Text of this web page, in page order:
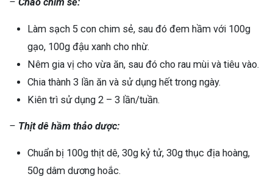
– Cháo chim sẻ:
Làm sạch 5 con chim sẻ, sau đó đem hầm với 100g
gạo, 100g đậu xanh cho nhừ.
Nêm gia vị cho vừa ăn, sau đó cho rau mùi và tiêu vào.
Chia thành 3 lần ăn và sử dụng hết trong ngày.
Kiên trì sử dụng 2 – 3 lần/tuần.
– Thịt dê hầm thảo dược:
Chuẩn bị 100g thịt dê, 30g kỷ tử, 30g thục địa hoàng,
50g dâm dương hoắc.